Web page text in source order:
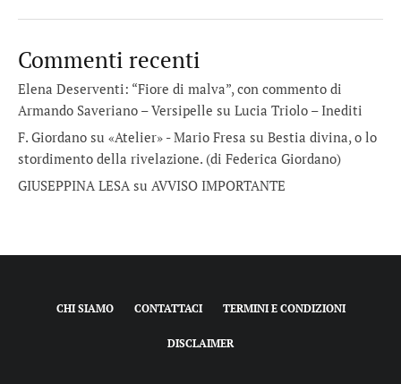
Commenti recenti
Elena Deserventi: “Fiore di malva”, con commento di
Armando Saveriano – Versipelle su Lucia Triolo – Inediti
F. Giordano su «Atelier» - Mario Fresa su Bestia divina, o lo
stordimento della rivelazione. (di Federica Giordano)
GIUSEPPINA LESAsu AVVISO IMPORTANTE
CHI SIAMO CONTATTACI TERMINI E CONDIZIONI
DISCLAIMER